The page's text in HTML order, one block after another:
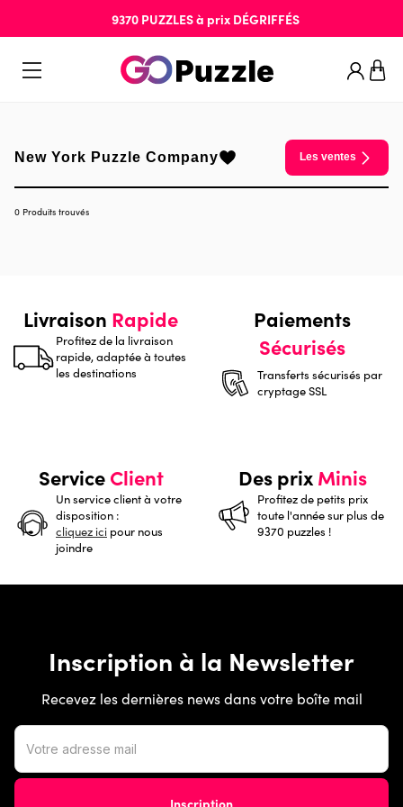
9370 PUZZLESà prix DÉGRIFFÉS
New York Puzzle Company Les ventes
0 Produits trouvés
Livraison Rapide
Profitez de la livraison
rapide, adaptée à toutes
les destinations
Paiements
Sécurisés
Transferts sécurisés par
cryptage SSL
ServiceClient
Un service client à votre
disposition :
cliquez ici pour nous
joindre
Des prixMinis
Profitez de petits prix
toute l'année sur plus de
9370 puzzles !
Inscription à la Newsletter
Recevez les dernières news dans votre boîte mail